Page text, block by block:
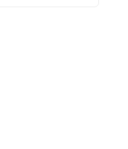
ở ngành Điện Công